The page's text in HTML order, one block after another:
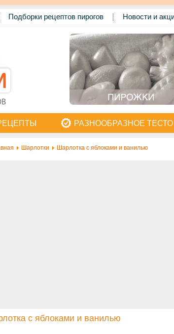
Подборки рецептов пирогов Новости и
РАЗНООБРАЗНОЕ ТЕСТО
Шарлотки Шарлотка с яблоками и ванилью
с яблоками и ванилью